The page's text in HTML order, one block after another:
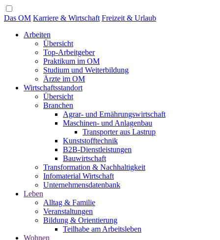
Das OM Karriere & Wirtschaft Freizeit & Urlaub
Arbeiten
Übersicht
Top-Arbeitgeber
Praktikum im OM
Studium und Weiterbildung
Ärzte im OM
Wirtschaftsstandort
Übersicht
Branchen
Agrar- und Ernährungswirtschaft
Maschinen- und Anlagenbau
Transporter aus Lastrup
Kunststofftechnik
B2B-Dienstleistungen
Bauwirtschaft
Transformation & Nachhaltigkeit
Infomaterial Wirtschaft
Unternehmensdatenbank
Leben
Alltag & Familie
Veranstaltungen
Bildung & Orientierung
Teilhabe am Arbeitsleben
Wohnen